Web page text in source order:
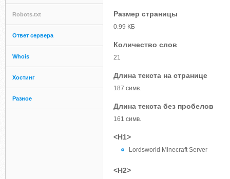
Robots.txt
Ответ сервера
Whois
Хостинг
Разное
Размер страницы
0.99 КБ
Количество слов
21
Длина текста на странице
187 симв.
Длина текста без пробелов
161 симв.
<H1>
Lordsworld Minecraft Server
<H2>